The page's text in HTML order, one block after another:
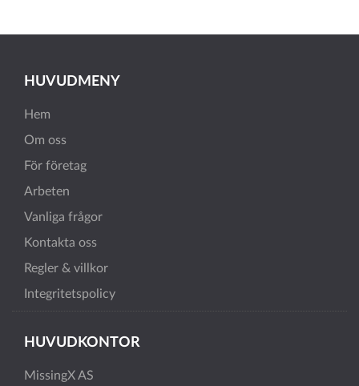
HUVUDMENY
Hem
Om oss
För företag
Arbeten
Vanliga frågor
Kontakta oss
Regler & villkor
Integritetspolicy
HUVUDKONTOR
MissingX AS